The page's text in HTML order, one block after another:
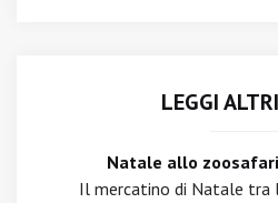
LEGGI
Natale allo
Il mercatino di Natale tra